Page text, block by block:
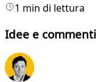
1 min di lettura
Idee e commenti